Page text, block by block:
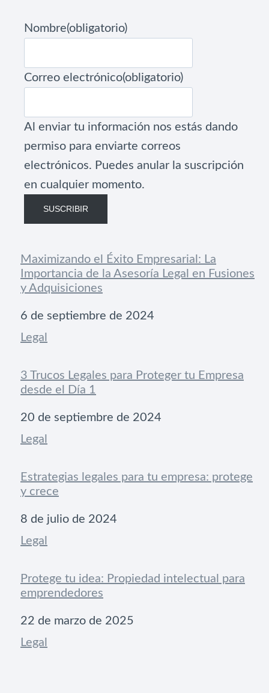
Nombre(obligatorio)
Correo electrónico(obligatorio)
Al enviar tu información nos estás dando
permiso para enviarte correos
electrónicos. Puedes anular la suscripción
en cualquier momento.
SUSCRIBIR
Maximizando el Éxito Empresarial: La
Importancia de la Asesoría Legal en Fusiones
y Adquisiciones
Fecha
6 de septiembre de 2024
Respecto a
Legal
3 Trucos Legales para Proteger tu Empresa
desde el Día 1
Fecha
20 de septiembre de 2024
Respecto a
Legal
Estrategias legales para tu empresa: protege
y crece
Fecha
8 de julio de 2024
Respecto a
Legal
Protege tu idea: Propiedad intelectual para
emprendedores
Fecha
22 de marzo de 2025
Respecto a
Legal